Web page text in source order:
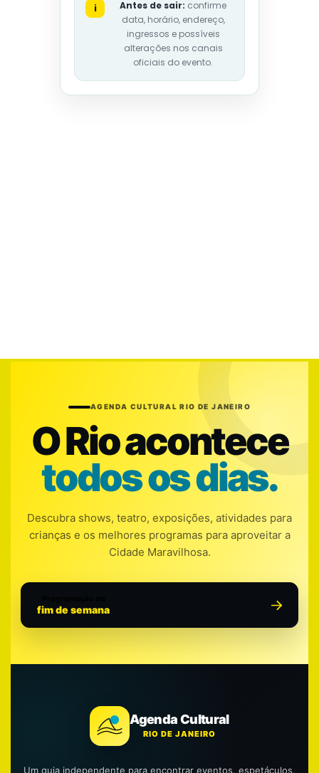
i Antes de sair: confirme
data, horário, endereço,
ingressos e possíveis
alterações nos canais
oficiais do evento.
AGENDA CULTURAL RIO DE JANEIRO
O Rio acontece
todos os dias.
Descubra shows, teatro, exposições, atividades para
crianças e os melhores programas para aproveitar a
Cidade Maravilhosa.
fim de semana
Agenda Cultural
RIO DE JANEIRO
Um guia independente para encontrar eventos, espetáculos,